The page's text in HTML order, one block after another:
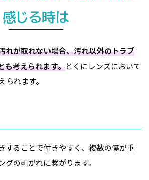
感じる時は
れが取れない場合、汚れ以外のトラブ
も考えられます。とくにレンズにおいて
られます。
することで付きやすく、複数の傷が重
グの剥がれに繋がります。